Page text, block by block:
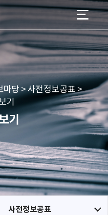
가기
가기
당 > 사전정보공표 >
기
기
사전정보공표